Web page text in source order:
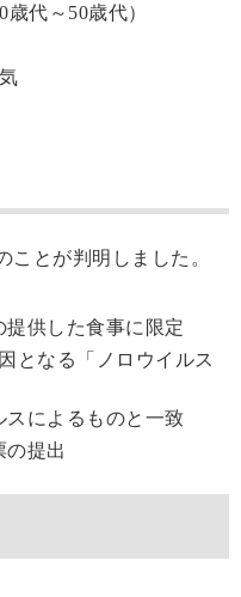
代～50歳代）
とが判明しました。
供した食事に限定
となる「ノロウイルス
によるものと一致
の提出